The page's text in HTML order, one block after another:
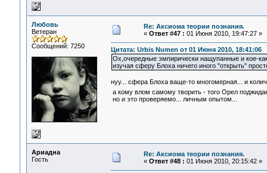
Любовь
Ветеран
Сообщений: 7250
Re: Аксиома теории познания.
« Ответ #47 : 01 Июня 2010, 19:47:27 »
Цитата: Urbis Numen от 01 Июня 2010, 18:41:06
Ох,очередные эмпирически нащупанные и кое-
изучая сферу Блоха ничего иного "открыть"
нуу... сфера Блоха ваще-то многомерная... и
а кому влом самому творить - того Орел
но и это проверяемо... личным опытом...
Ариадна
Гость
Re: Аксиома теории познания.
« Ответ #48 : 01 Июня 2010, 20:15:42 »